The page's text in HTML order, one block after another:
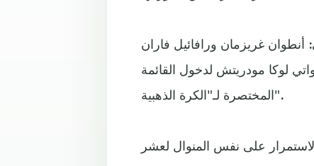
الثلاثي الفرنسي: أنطوان غريزمان ورافائيل فاران
لوكا مودريتش لدخول القائمة
المختصرة لـ"الكرة الذهبية".
على نفس المنوال لعشر